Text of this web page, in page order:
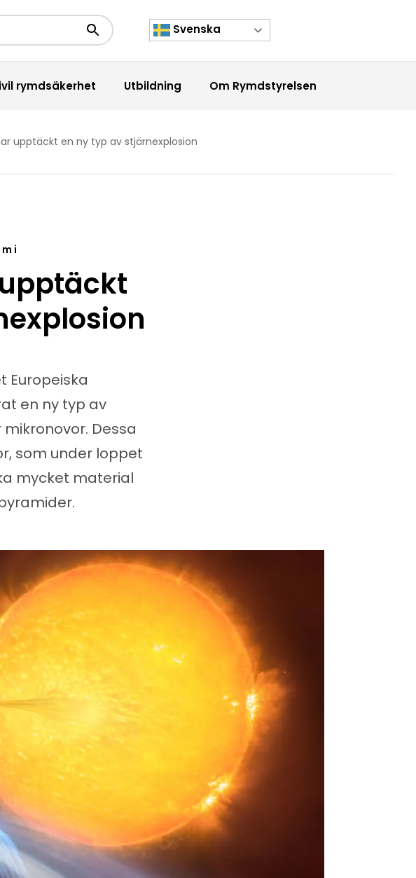
Sökknapp Svenska
rymdsäkerhet Utbildning Om Rymdstyrelsen
upptäckt en ny typ av stjärnexplosion
Europeiska
en ny typ av
Dessa
som under loppet
mycket material